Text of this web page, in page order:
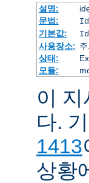
설명:
문법:
기본값:
사용장소:
상태:
모듈:
이
다.
1413
상황